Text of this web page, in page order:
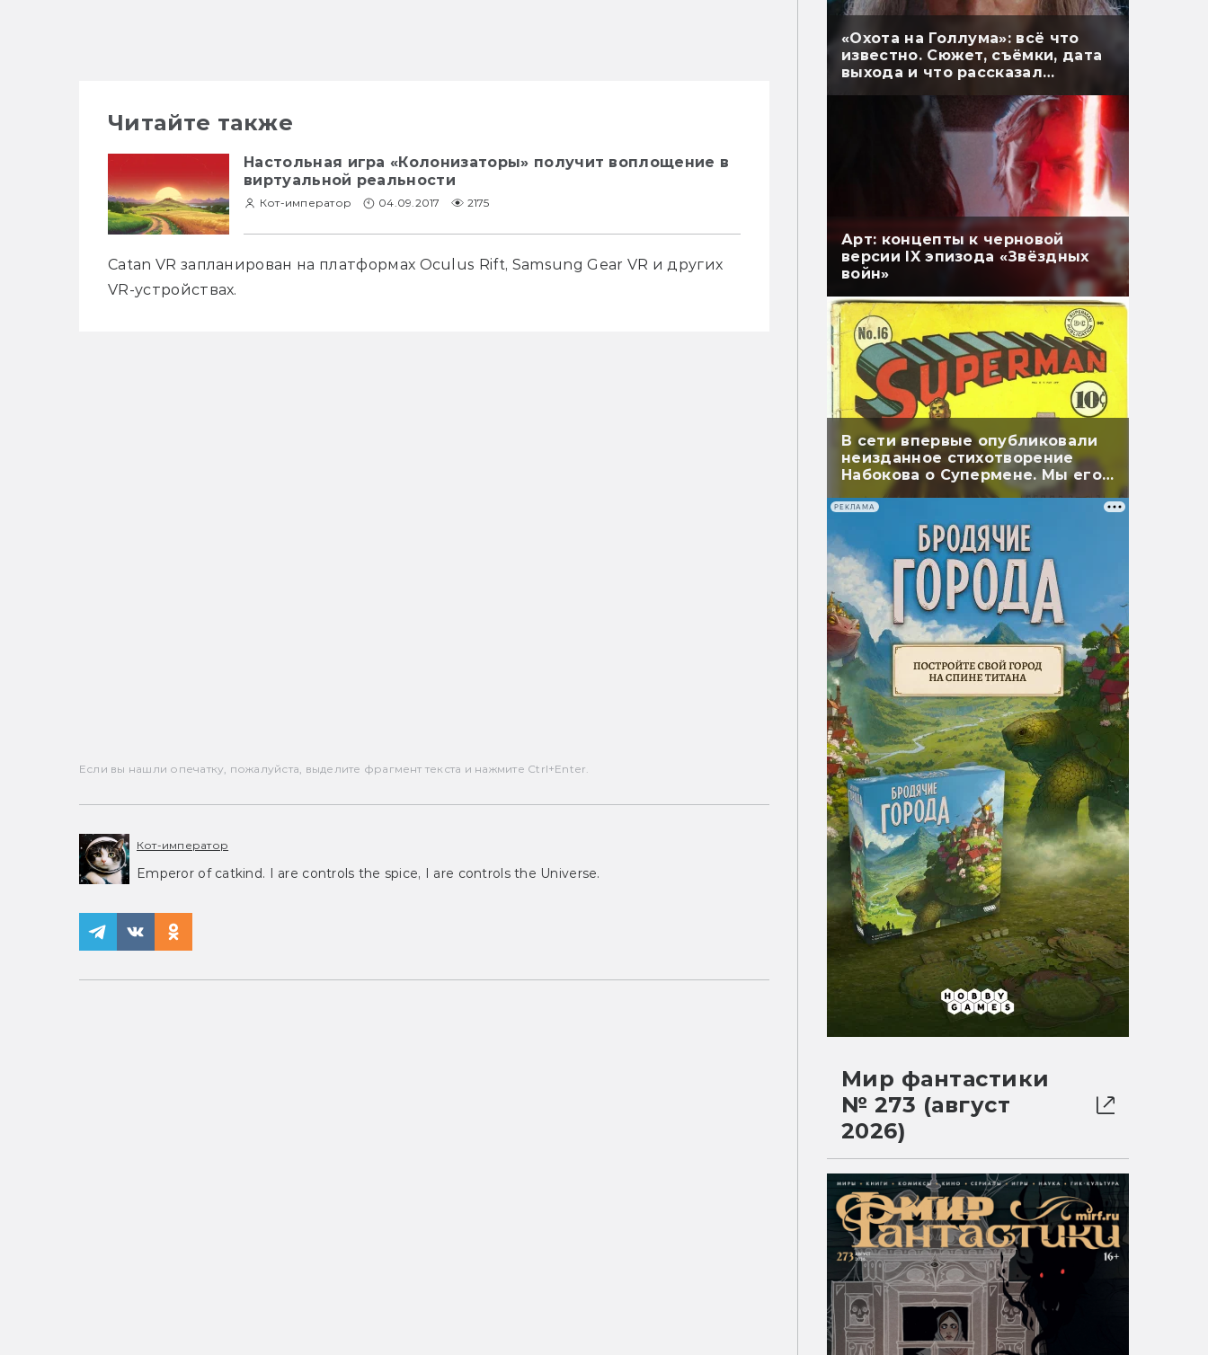
Читайте также
Настольная игра «Колонизаторы» получит воплощение в
виртуальной реальности
Кот-император 04.09.2017 2175
Catan VR запланирован на платформах Oculus Rift, Samsung Gear VR и других
VR-устройствах.
Если вы нашли опечатку, пожалуйста, выделите фрагмент текста и нажмите Ctrl+Enter.
Кот-император
Emperor of catkind. I are controls the spice, I are controls the Universe.
«Охота на Голлума»: всё что
известно. Сюжет, съёмки, дата
выхода и что рассказал
Арт: концепты к черновой
версии IX эпизода «Звёздных
войн»
В сети впервые опубликовали
неизданное стихотворение
Набокова о Супермене. Мы его
перевели
РЕКЛАМА
Мир фантастики
№ 273 (август
2026)